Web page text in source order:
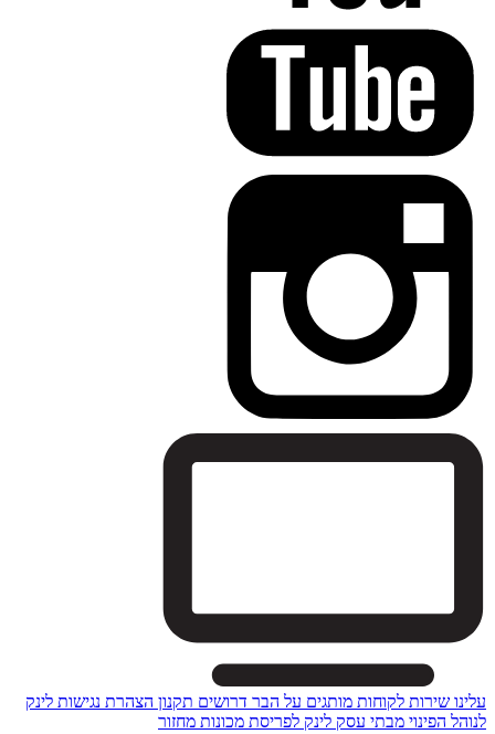
עלינו שירות לקוחות מותגים על הבר דרושים תקנון הצהרת נגישות לינק
לנוהל הפינוי מבתי עסק לינק לפריסת מכונות מחזור